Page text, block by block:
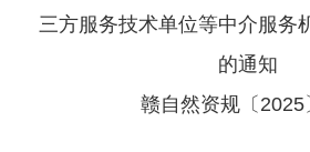
三方服务技术单位等中介服务
的通知
赣自然资规〔2025